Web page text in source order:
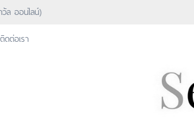
ว้ล ออนไลน์)
ติดต่อเรา